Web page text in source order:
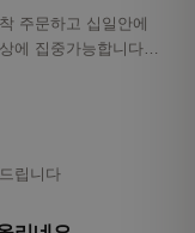
주문하고 십일안에
에 집중가능합니다.
립니다